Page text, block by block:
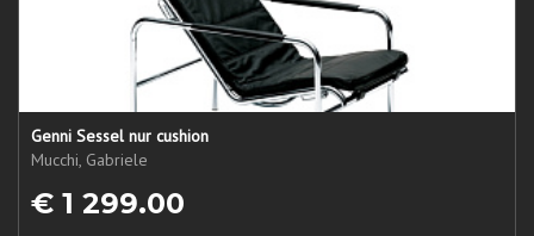
Genni Sessel nur cushion
Mucchi, Gabriele
€ 1 299.00